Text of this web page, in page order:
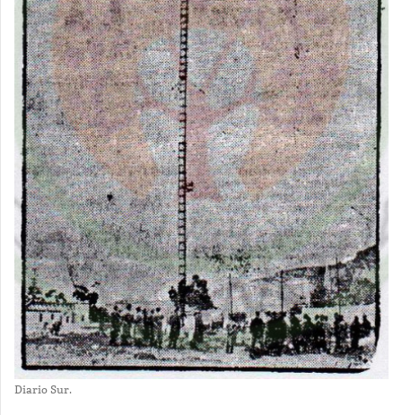
Diario Sur.